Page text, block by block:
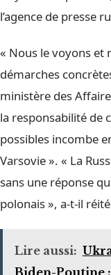
l’agence de presse
« Nous le voyons et
démarches
ministère des
la responsabilité de
possibles incombe
Varsovie ». « La
sans une réponse
polonais », a-t-il
Lire aussi: